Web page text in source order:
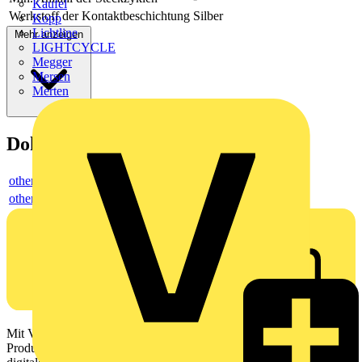
Kaufel
Kopp
Lichtline
LIGHTCYCLE
Megger
Mersen
Merten
Werkstoff der Kontaktbeschichtung Silber
Mehr anzeigen
Dokumente
others
others
Mit Voltimum erhalten Elektrofachkräfte Zugang zu Branchennews,
Produktinformationen, Schulungen und Tools – alles auf einer